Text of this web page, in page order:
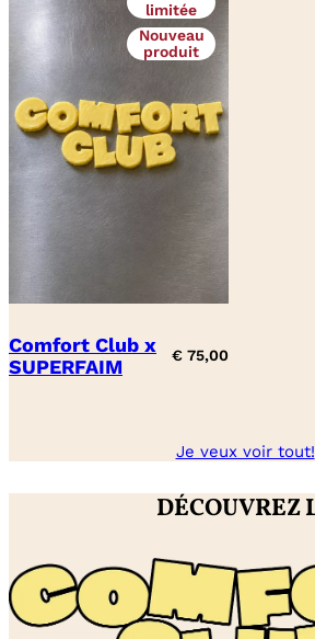
limitée
Nouveau
produit
Comfort Club x
SUPERFAIM
€ 75,00
Je veux voir tout!
DÉCOUVREZ